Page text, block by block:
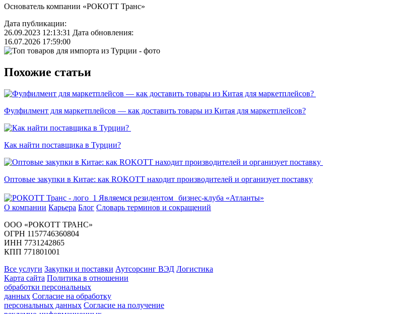
Основатель компании «РОКОТТ Транс»
Дата публикации:
26.09.2023 12:13:31 Дата обновления:
16.07.2026 17:59:00
Похожие статьи
Фулфилмент для маркетплейсов — как доставить товары из Китая для маркетплейсов?
Как найти поставщика в Турции?
Оптовые закупки в Китае: как ROKOTT находит производителей и организует поставку
Являемся резидентом бизнес-клуба «Атланты»
О компании Карьера Блог Словарь терминов и сокращений
ООО «РОКОТТ ТРАНС»
ОГРН 1157746360804
ИНН 7731242865
КПП 771801001
Все услуги Закупки и поставки Аутсорсинг ВЭД Логистика
Карта сайта Политика в отношении
обработки персональных
данных Согласие на обработку
персональных данных Согласие на получение